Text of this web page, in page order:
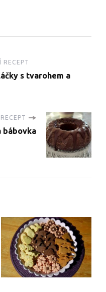
RECEPT
s tvarohem a
bábovka